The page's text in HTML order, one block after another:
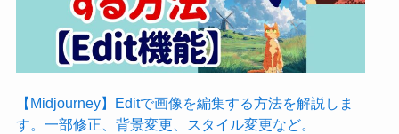
【Midjourney】Editで画像を編集する方法を解説しま
す。一部修正、背景変更、スタイル変更など。